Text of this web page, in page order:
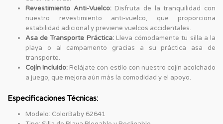
Revestimiento Anti-Vuelco:Disfruta de la tranquilidad con
nuestro revestimiento anti-vuelco, que proporciona
estabilidad adicional y previene vuelcos accidentales.
Asa de Transporte Práctica:Lleva cómodamente tu silla a la
playa o al campamento gracias a su práctica asa de
transporte.
Cojín Incluido: Relájate con estilo con nuestro cojín acolchado
a juego, que mejora aún más la comodidad y el apoyo.
Especificaciones Técnicas:
Modelo: ColorBaby 62641